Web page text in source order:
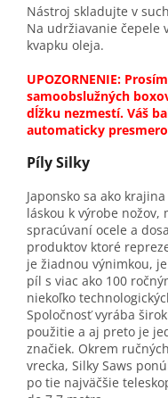
Nástroj skladujte v
Na udržiavanie čepele
kvapku oleja.
UPOZORNENIE:
samoobslužných
dĺžku nezmestí. Váš
automaticky
Píly Silky
Japonsko sa ako
láskou k výrobe nožov,
spracúvaní ocele a
produktov ktoré
je žiadnou výnimkou,
píl s viac ako 100
niekoľko
Spoločnosť vyrába
použitie a aj preto je
značiek. Okrem
vrecka, Silky Saws
po tie najväčšie